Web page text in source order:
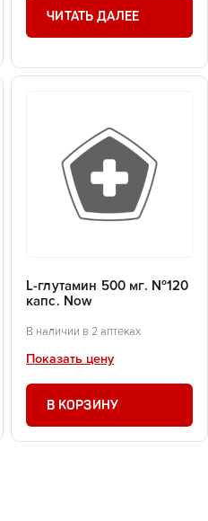
ЧИТАТЬ ДАЛЕЕ
L-глутамин 500 мг. №120
капс. Now
В наличии в 2 аптеках
Показать цену
В КОРЗИНУ